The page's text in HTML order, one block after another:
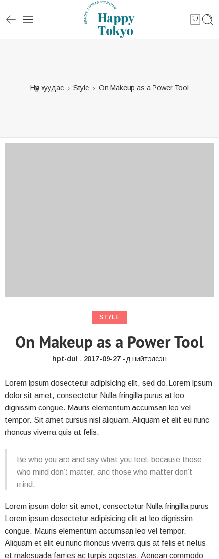
Нүүр хуудас Style On Makeup as a Power Tool
STYLE
On Makeup as a Power Tool
hpt-dul . 2017-09-27 -д нийтэлсэн
Lorem ipsum dosectetur adipisicing elit, sed do.Lorem ipsum
dolor sit amet, consectetur Nulla fringilla purus at leo
dignissim congue. Mauris elementum accumsan leo vel
tempor. Sit amet cursus nisl aliquam. Aliquam et elit eu nunc
rhoncus viverra quis at felis.
Be who you are and say what you feel, because those
who mind don’t matter, and those who matter don’t
mind.
Lorem ipsum dolor sit amet, consectetur Nulla fringilla purus
Lorem ipsum dosectetur adipisicing elit at leo dignissim
congue. Mauris elementum accumsan leo vel tempor.
Aliquam et elit eu nunc rhoncus viverra quis at felis et netus
et malesuada fames ac turpis egestas. Aenean commodo